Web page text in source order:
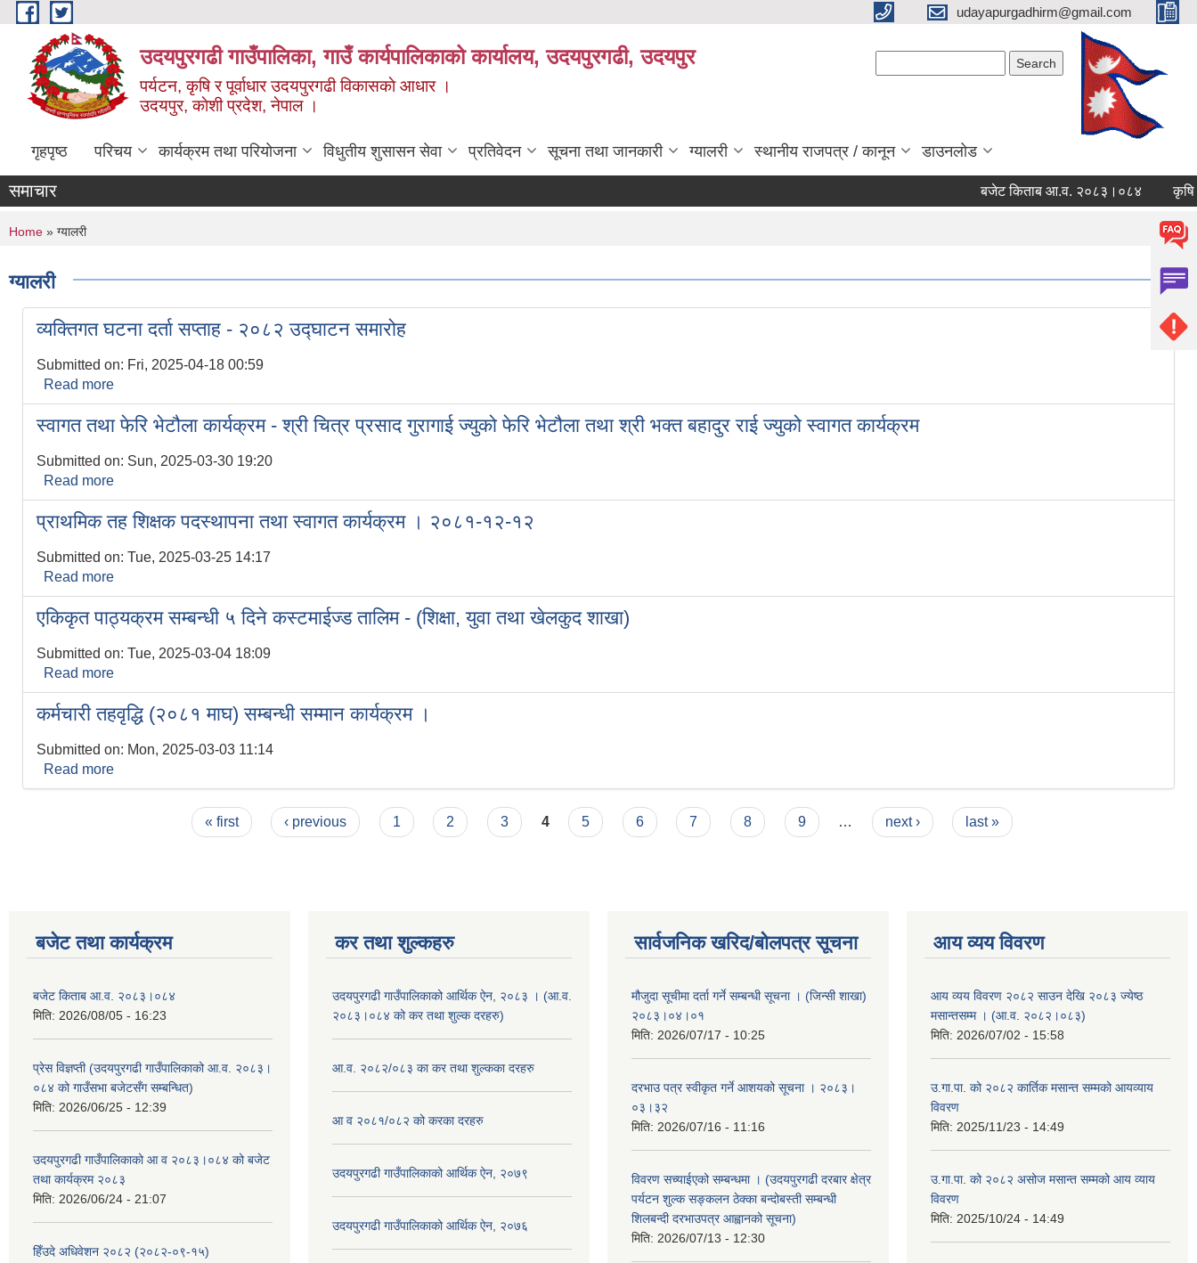
Skip to main content udayapurgadhirm@gmail.com
उदयपुरगढी गाउँपालिका, गाउँ कार्यपालिकाको कार्यालय, उदयपुरगढी, उदयपुर
पर्यटन, कृषि र पूर्वाधार उदयपुरगढी विकासकाे आधार ।
उदयपुर, काेशी प्रदेश, नेपाल ।
गृहपृष्ठ परिचय कार्यक्रम तथा परियोजना विधुतीय शुसासन सेवा प्रतिवेदन सूचना तथा जानकारी ग्यालरी स्थानीय राजपत्र / कानून डाउनलोड
समाचार बजेट किताब आ.व. २०८३।०८४ कृषि
You are here
Home » ग्यालरी
ग्यालरी
व्यक्तिगत घटना दर्ता सप्ताह - २०८२ उद्घाटन समारोह
Submitted on: Fri, 2025-04-18 00:59
Read more
स्वागत तथा फेरि भेटौला कार्यक्रम - श्री चित्र प्रसाद गुरागाई ज्युको फेरि भेटौला तथा श्री भक्त बहादुर राई ज्युको स्वागत कार्यक्रम
Submitted on: Sun, 2025-03-30 19:20
Read more
प्राथमिक तह शिक्षक पदस्थापना तथा स्वागत कार्यक्रम । २०८१-१२-१२
Submitted on: Tue, 2025-03-25 14:17
Read more
एकिकृत पाठ्यक्रम सम्बन्धी ५ दिने कस्टमाईज्ड तालिम - (शिक्षा, युवा तथा खेलकुद शाखा)
Submitted on: Tue, 2025-03-04 18:09
Read more
कर्मचारी तहवृद्धि (२०८१ माघ) सम्बन्धी सम्मान कार्यक्रम ।
Submitted on: Mon, 2025-03-03 11:14
Read more
« first ‹ previous 1 2 3 4 5 6 7 8 9 … next › last »
बजेट तथा कार्यक्रम
बजेट किताब आ.व. २०८३।०८४
मिति: 2026/08/05 - 16:23
प्रेस विज्ञप्ती (उदयपुरगढी गाउँपालिकाको आ.व. २०८३।
०८४ को गाउँसभा बजेटसँग सम्बन्धित)
मिति: 2026/06/25 - 12:39
उदयपुरगढी गाउँपालिकाको आ व २०८३।०८४ को बजेट
तथा कार्यक्रम २०८३
मिति: 2026/06/24 - 21:07
हिँउदे अधिवेशन २०८२ (२०८२-०९-१५)
कर तथा शुल्कहरु
उदयपुरगढी गाउँपालिकाको आर्थिक ऐन, २०८३ । (आ.व.
२०८३।०८४ को कर तथा शुल्क दरहरु)
आ.व. २०८२/०८३ का कर तथा शुल्कका दरहरु
आ व २०८१/०८२ को करका दरहरु
उदयपुरगढी गाउँपालिकाको आर्थिक ऐन, २०७९
उदयपुरगढी गाउँपालिकाको आर्थिक ऐन, २०७६
सार्वजनिक खरिद/बोलपत्र सूचना
मौजुदा सूचीमा दर्ता गर्ने सम्बन्धी सूचना । (जिन्सी शाखा)
२०८३।०४।०१
मिति: 2026/07/17 - 10:25
दरभाउ पत्र स्वीकृत गर्ने आशयको सूचना । २०८३।
०३।३२
मिति: 2026/07/16 - 11:16
विवरण सच्याईएको सम्बन्धमा । (उदयपुरगढी दरबार क्षेत्र
पर्यटन शुल्क सङ्कलन ठेक्का बन्दोबस्ती सम्बन्धी
शिलबन्दी दरभाउपत्र आह्वानको सूचना)
मिति: 2026/07/13 - 12:30
आय व्यय विवरण
आय व्यय विवरण २०८२ साउन देखि २०८३ ज्येष्ठ
मसान्तसम्म । (आ.व. २०८२।०८३)
मिति: 2026/07/02 - 15:58
उ.गा.पा. को २०८२ कार्तिक मसान्त सम्मको आयव्याय
विवरण
मिति: 2025/11/23 - 14:49
उ.गा.पा. को २०८२ असोज मसान्त सम्मको आय व्याय
विवरण
मिति: 2025/10/24 - 14:49